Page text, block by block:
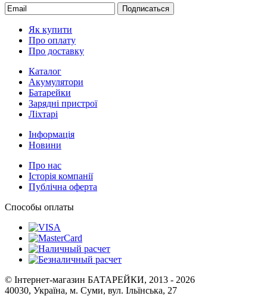
Подписаться
Як купити
Про оплату
Про доставку
Каталог
Акумулятори
Батарейки
Зарядні пристрої
Ліхтарі
Інформація
Новини
Про нас
Історія компанії
Публічна оферта
Способы оплаты
© Інтернет-магазин БАТАРЕЙКИ, 2013 - 2026
40030, Україна, м. Суми, вул. Ільїнська, 27